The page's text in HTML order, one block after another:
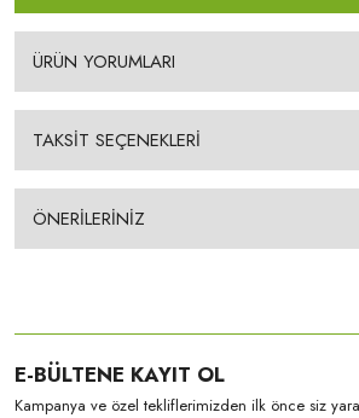
ÜRÜN YORUMLARI
TAKSİT SEÇENEKLERİ
ÖNERİLERİNİZ
E-BÜLTENE KAYIT OL
Kampanya ve özel tekliflerimizden ilk önce siz